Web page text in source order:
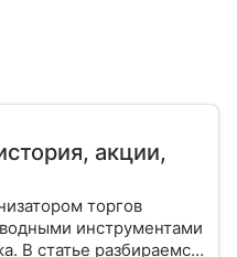
акции,
торгов
инструментами
В статье разбираемся,